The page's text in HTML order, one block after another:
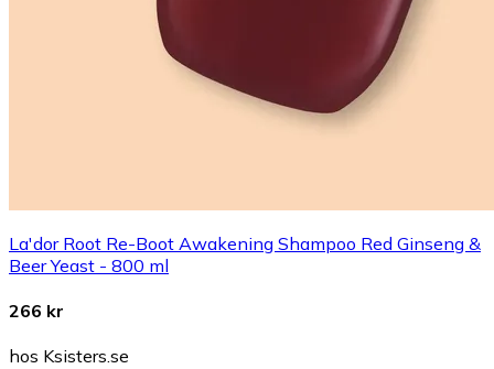
La'dor Root Re-Boot Awakening Shampoo Red Ginseng &
Beer Yeast - 800 ml
266 kr
hos Ksisters.se